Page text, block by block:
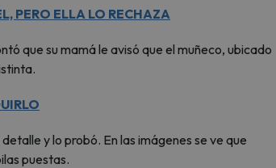
PERO ELLA LO RECHAZA
que su mamá le avisó que el muñeco, ubicado
y lo probó. En las imágenes se ve que
puestas.